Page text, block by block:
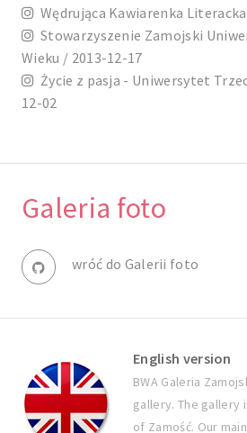
Wędrująca Kawiarenka
Stowarzyszenie Zamojski
Wieku / 2013-12-17
Życie z pasja - Uniwersytet
12-02
Galeria foto
wróć do Galerii foto
English version
BWA Galeria
gallery. The gallery
of Zamość. Our